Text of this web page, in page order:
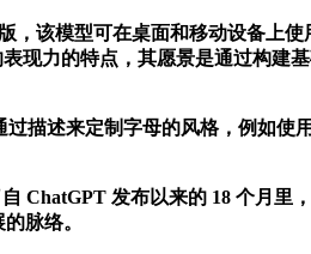
该模型可在桌面和移动设备上使
现力的特点，其愿景是通过构建
述来定制字母的风格，例如使
发布以来的 18 个月里
脉络。